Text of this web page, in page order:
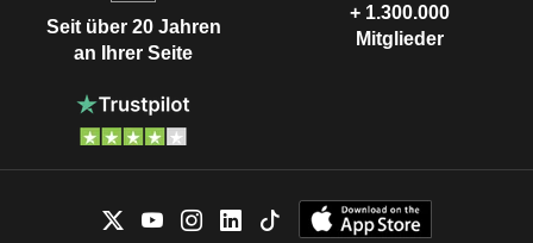
Seit über 20 Jahren
an Ihrer Seite
+ 1.300.000
Mitglieder